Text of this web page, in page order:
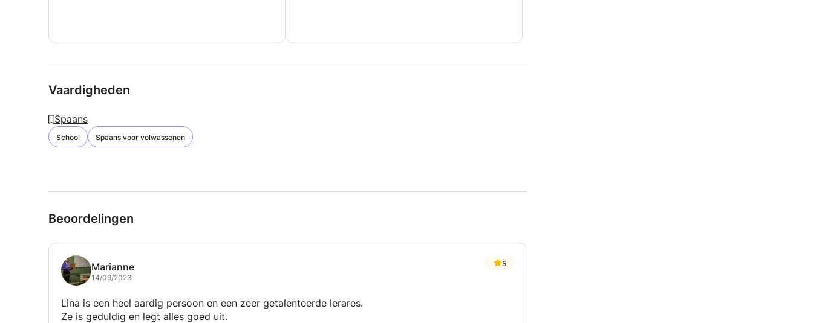
Vaardigheden
Spaans
School Spaans voor volwassenen
Beoordelingen
Marianne
14/09/2023
5
Lina is een heel aardig persoon en een zeer getalenteerde lerares.
Ze is geduldig en legt alles goed uit.